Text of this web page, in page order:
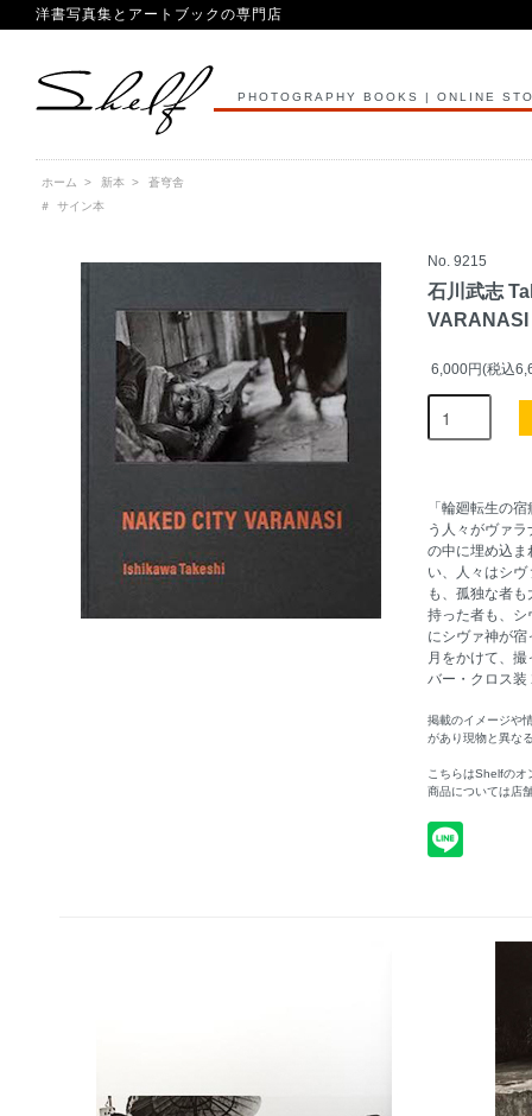
洋書写真集とアートブックの専門店
PHOTOGRAPHY BOOKS | ONLINE
ホーム > 新本 >
蒼穹舎
＃
サイン本
No. 9215
石川武志
VARANASI
6,000円(税込
「輪廻転生の
う人々がヴァ
の中に埋め込ま
い、人々はシ
も、孤独な者
持った者も、シ
にシヴァ神が
月をかけて、
バー・クロス
掲載のイメージや
があり現物と異な
こちらはShelfのオ
商品については店